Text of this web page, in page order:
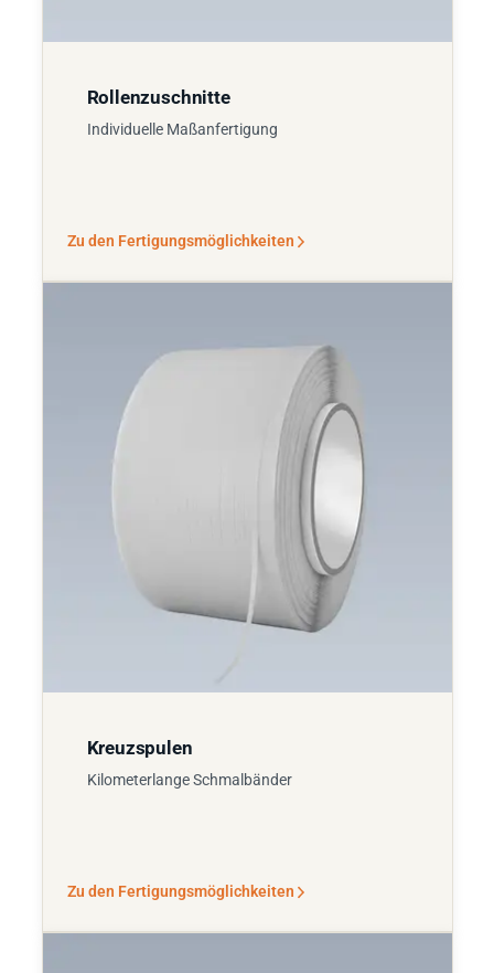
Rollenzuschnitte
Individuelle Maßanfertigung
Zu den Fertigungsmöglichkeiten
Kreuzspulen
Kilometerlange Schmalbänder
Zu den Fertigungsmöglichkeiten